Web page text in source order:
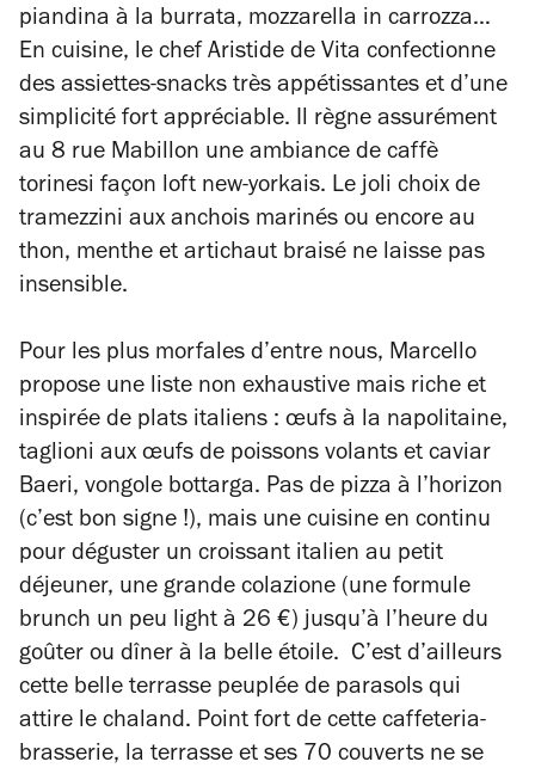
piandina à la burrata, mozzarella in carrozza…
En cuisine, le chef Aristide de Vita confectionne
des assiettes-snacks très appétissantes et d’une
simplicité fort appréciable. Il règne assurément
au 8 rue Mabillon une ambiance de caffè
‎torinesi façon loft new-yorkais. Le joli choix de
tramezzini aux anchois marinés ou encore au
thon, menthe et artichaut braisé ne laisse pas
insensible.
Pour les plus morfales d’entre nous, Marcello
propose une liste non exhaustive mais riche et
inspirée de plats italiens : œufs à la napolitaine,
taglioni aux œufs de poissons volants et caviar
Baeri, vongole bottarga. Pas de pizza à l’horizon
(c’est bon signe !), mais une cuisine en continu
pour déguster un croissant italien au petit
déjeuner, une grande colazione (une formule
brunch un peu light à 26 €) jusqu’à l’heure du
goûter ou dîner à la belle étoile. C’est d’ailleurs
cette belle terrasse peuplée de parasols qui
attire le chaland. Point fort de cette caffeteria-
brasserie, la terrasse et ses 70 couverts ne se